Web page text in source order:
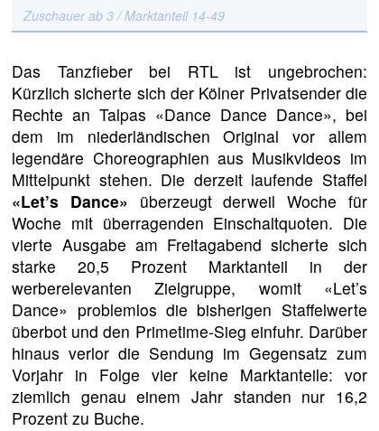
Zuschauer ab 3 / Marktanteil 14-49
Das Tanzfieber bei RTL ist ungebrochen:
Kürzlich sicherte sich der Kölner Privatsender die
Rechte an Talpas «Dance Dance Dance», bei
dem im niederländischen Original vor allem
legendäre Choreographien aus Musikvideos im
Mittelpunkt stehen. Die derzeit laufende Staffel
«Let’s Dance» überzeugt derweil Woche für
Woche mit überragenden Einschaltquoten. Die
vierte Ausgabe am Freitagabend sicherte sich
starke 20,5 Prozent Marktanteil in der
werberelevanten Zielgruppe, womit «Let’s
Dance» problemlos die bisherigen Staffelwerte
überbot und den Primetime-Sieg einfuhr. Darüber
hinaus verlor die Sendung im Gegensatz zum
Vorjahr in Folge vier keine Marktanteile: vor
ziemlich genau einem Jahr standen nur 16,2
Prozent zu Buche.